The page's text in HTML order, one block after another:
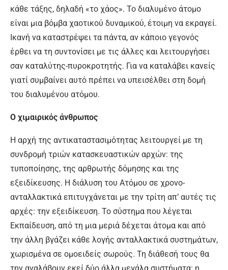
κάθε τάξης, δηλαδή «το χάος». Το διαλυμένο άτομο
είναι μια βόμβα χαοτικού δυναμικού, έτοιμη να εκραγεί.
Ικανή να καταστρέψει τα πάντα, αν κάποιο γεγονός
έρθει να τη συντονίσει με τις άλλες και λειτουργήσει
σαν καταλύτης-πυροκροτητής. Για να καταλάβει κανείς
γιατί συμβαίνει αυτό πρέπει να υπεισέλθει στη δομή
του διαλυμένου ατόμου.
Ο χιμαιρικός άνθρωπος
Η αρχή της αντικαταστασιμότητας λειτουργεί με τη
συνδρομή τριών κατασκευαστικών αρχών: της
τυποποίησης, της αρθρωτής δόμησης και της
εξειδίκευσης. Η διάλυση του Ατόμου σε χρονο-
ανταλλακτικά επιτυγχάνεται με την τρίτη απ’ αυτές τις
αρχές: την εξειδίκευση. Το σύστημα που λέγεται
Εκπαίδευση, από τη μια μεριά δέχεται άτομα και από
την άλλη βγάζει κάθε λογής ανταλλακτικά συστημάτων,
χωρισμένα σε ομοειδείς σωρούς. Τη διάθεσή τους θα